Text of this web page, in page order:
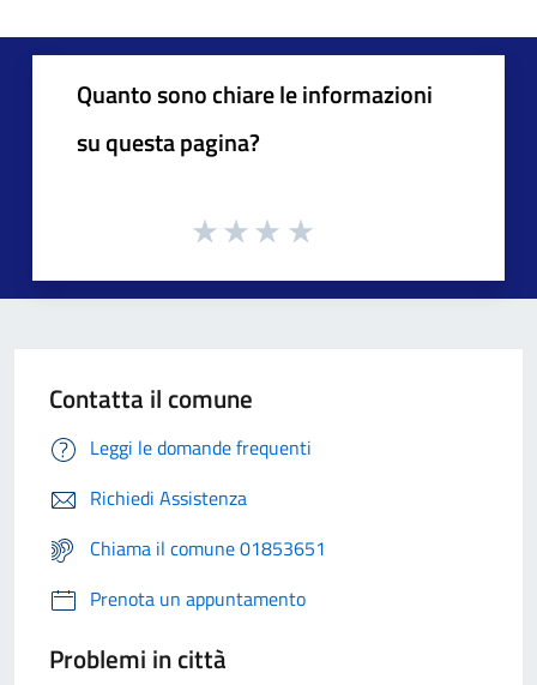
Quanto sono chiare le informazioni
su questa pagina?
Contatta il comune
Leggi le domande frequenti
Richiedi Assistenza
Chiama il comune 01853651
Prenota un appuntamento
Problemi in città